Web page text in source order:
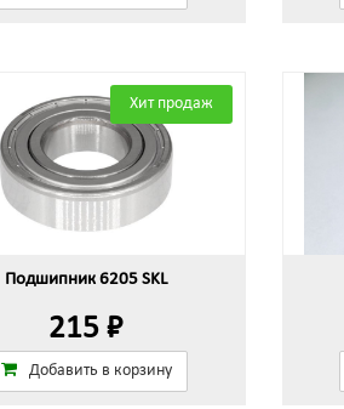
Хит продаж
Подшипник 6205 SKL
215 ₽
Добавить в корзину